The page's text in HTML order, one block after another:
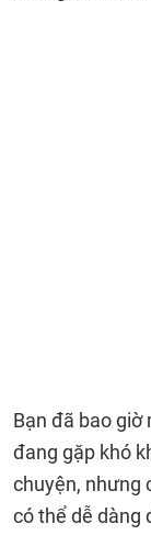
Bạn đã bao giờ
đang gặp khó
chuyện, nhưng
có thể dễ dàng